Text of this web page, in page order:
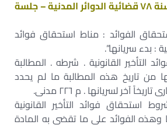
الطعن رقم ١٣٨٤٠ لسنة ٧٨ قضائية الدوائر المدنية – جلسة
الفوائد : مناط استحقاق فوائد
: بدء سريانها”.
التأخير القانونية . شرطه . المطالبة
من تاريخ هذه المطالبة ما لم يحدد
آخر لسريانها . م ٢٢٦ مدنى.
استحقاق فوائد التأخير القانونية
وهذه الفوائد على ما تقضى به المادة